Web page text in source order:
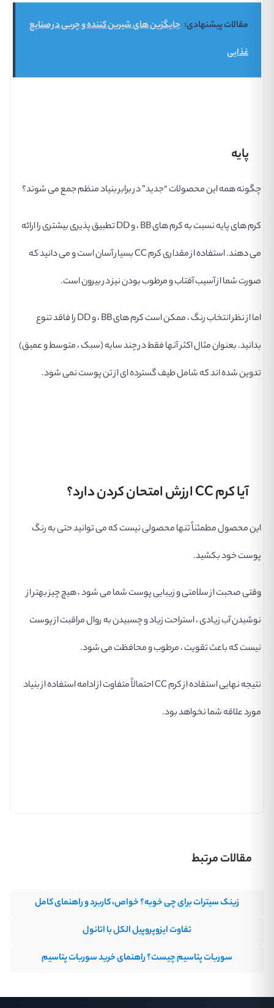
مقالات پیشنهادی: جایگزین های شیرین کننده و چربی در صنایع
غذایی
پایه
چگونه همه این محصولات “جدید” در برابر بنیاد منظم جمع می شوند؟
کرم های پایه نسبت به کرم های BB ، و DD تطبیق پذیری بیشتری را ارائه
می دهند. استفاده از مقداری کرم CC بسیار آسان است و می دانید که
صورت شما از آسیب آفتاب و مرطوب بودن نیز در بیرون است.
اما از نظر انتخاب رنگ ، ممکن است کرم های BB ، و DD را فاقد تنوع
بدانید. بعنوان مثال اکثر آنها فقط در چند سایه (سبک ، متوسط ​​و عمیق)
تدوین شده اند که شامل طیف گسترده ای از تن پوست نمی شود.
آیا کرم CC ارزش امتحان کردن دارد؟
این محصول مطمئناً تنها محصولی نیست که می توانید حتی به رنگ
پوست خود بکشید.
وقتی صحبت از سلامتی و زیبایی پوست شما می شود ، هیچ چیز بهتر از
نوشیدن آب زیادی ، استراحت زیاد و چسبیدن به روال مراقبت از پوست
نیست که باعث تقویت ، مرطوب و محافظت می شود.
نتیجه نهایی استفاده از کرم CC احتمالاً متفاوت از ادامه استفاده از بنیاد
مورد علاقه شما نخواهد بود.
مقالات مرتبط
زینک سیترات برای چی خوبه؟ خواص، کاربرد و راهنمای کامل
تفاوت ایزوپروپیل الکل با اتانول
سوربات پتاسیم چیست؟ راهنمای خرید سوربات پتاسیم